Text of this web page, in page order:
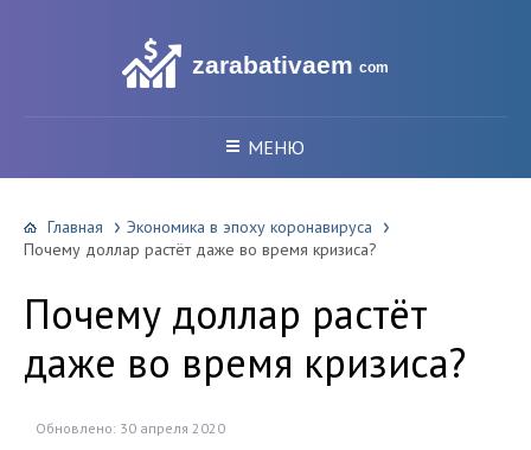
zarabativaem com
МЕНЮ
Главная
Экономика в эпоху коронавируса
Почему доллар растёт даже во время кризиса?
Почему доллар растёт
даже во время кризиса?
Обновлено: 30 апреля 2020